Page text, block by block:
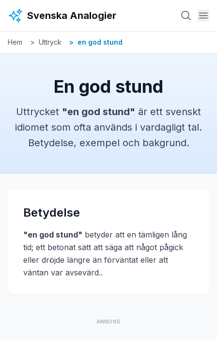
Svenska Analogier
Hem Uttryck en god stund
En god stund
Uttrycket "en god stund" är ett svenskt
idiomet som ofta används i vardagligt tal.
Betydelse, exempel och bakgrund.
Betydelse
"en god stund" betyder att en tämligen lång
tid; ett betonat sätt att säga att något pågick
eller dröjde längre än förväntat eller att
väntan var avsevärd..
ANNONS